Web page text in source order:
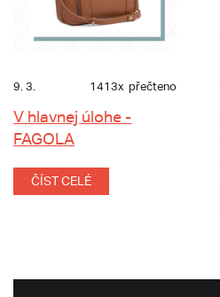
9. 3. 1413x přečteno
V hlavnej úlohe -
FAGOLA
ČÍST CELÉ